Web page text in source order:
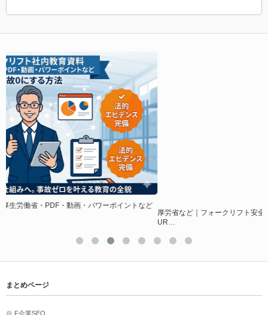
ど
厚労省など｜フォークリフト安全教育資料PDF人気ランキング！ダウンロード
まとめページ
F企業SEO